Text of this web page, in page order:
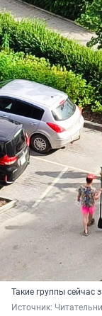
Такие группы
Источник: